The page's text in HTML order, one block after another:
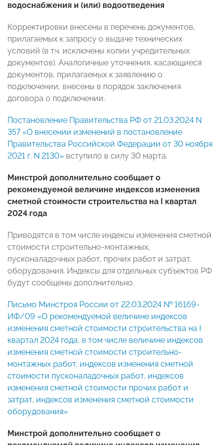
водоснабжения и (или) водоотведения
Корректировки внесены в перечень документов,
прилагаемых к запросу о выдаче технических
условий (в т.ч. исключены копии учредительных
документов). Аналогичные уточнения, касающиеся
документов, прилагаемых к заявлению о
подключении, внесены в порядок заключения
договора о подключении.
Постановление Правительства РФ от 21.03.2024 N
357 «О внесении изменений в постановление
Правительства Российской Федерации от 30 ноября
2021 г. N 2130» вступило в силу 30 марта.
Минстрой дополнительно сообщает о
рекомендуемой величине индексов изменения
сметной стоимости строительства на I квартал
2024 года
Приводятся в том числе индексы изменения сметной
стоимости строительно-монтажных,
пусконаладочных работ, прочих работ и затрат,
оборудования. Индексы для отдельных субъектов РФ
будут сообщены дополнительно.
Письмо Минстроя России от 22.03.2024 № 16169-
ИФ/09 «О рекомендуемой величине индексов
изменения сметной стоимости строительства на I
квартал 2024 года, в том числе величине индексов
изменения сметной стоимости строительно-
монтажных работ, индексов изменения сметной
стоимости пусконаладочных работ, индексов
изменения сметной стоимости прочих работ и
затрат, индексов изменения сметной стоимости
оборудования»
Минстрой дополнительно сообщает о